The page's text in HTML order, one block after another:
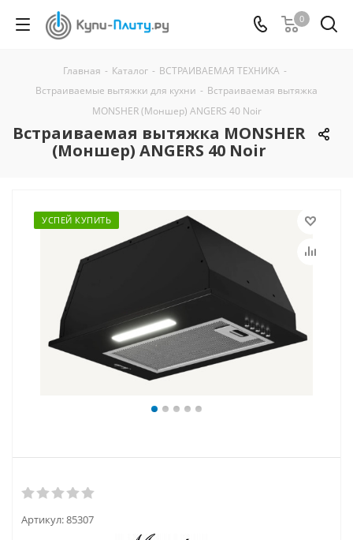
0
Главная - Каталог - ВСТРАИВАЕМАЯ ТЕХНИКА -
Встраиваемые вытяжки для кухни - Встраиваемая вытяжка
MONSHER (Моншер) ANGERS 40 Noir
Встраиваемая вытяжка MONSHER
(Моншер) ANGERS 40 Noir
УСПЕЙ КУПИТЬ
Артикул:85307